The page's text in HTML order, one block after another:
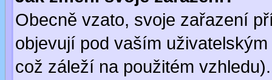
Obecně vzato, svoje zařazení
objevují pod vaším
což záleží na použitém